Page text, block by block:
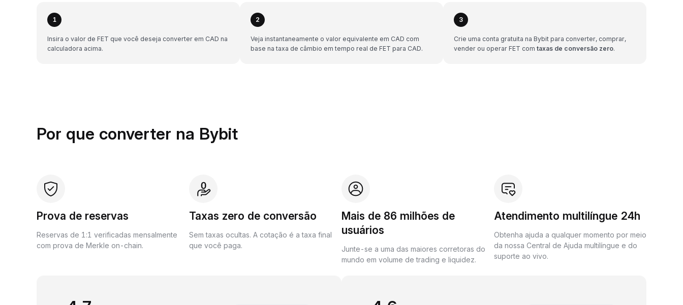
1
Insira o valor de FET que você deseja converter em CAD na
calculadora acima.
2
Veja instantaneamente o valor equivalente em CAD com
base na taxa de câmbio em tempo real de FET para CAD.
3
Crie uma conta gratuita na Bybit para converter, comprar,
vender ou operar FET com taxas de conversão zero.
Por que converter na Bybit
Prova de reservas
Reservas de 1:1 verificadas mensalmente
com prova de Merkle on-chain.
Taxas zero de conversão
Sem taxas ocultas. A cotação é a taxa final
que você paga.
Mais de 86 milhões de
usuários
Junte-se a uma das maiores corretoras do
mundo em volume de trading e liquidez.
Atendimento multilíngue 24h
Obtenha ajuda a qualquer momento por meio
da nossa Central de Ajuda multilíngue e do
suporte ao vivo.